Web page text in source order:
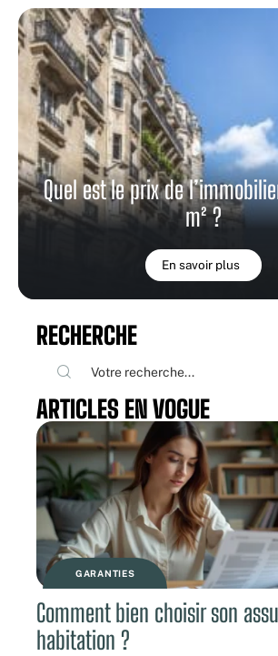
Quel est le prix de
m² ?
En savoir plus
RECHERCHE
ARTICLES EN VOGUE
GARANTIES
Comment bien choisir son
habitation ?